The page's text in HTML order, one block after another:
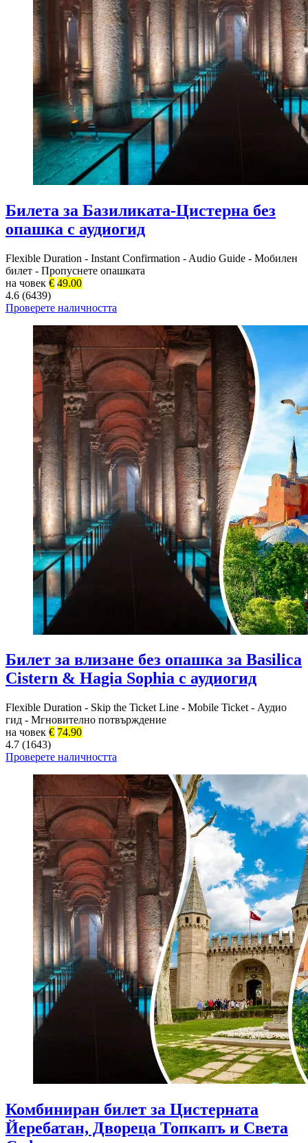
Билетa за Базиликата-Цистерна без
опашка с аудиогид
Flexible Duration - Instant Confirmation - Audio Guide - Мобилен
билет - Пропуснете опашката
на човек € 49.00
4.6 (6439)
Проверете наличността
Билет за влизане без опашка за Basilica
Cistern & Hagia Sophia с аудиогид
Flexible Duration - Skip the Ticket Line - Mobile Ticket - Аудио
гид - Мгновително потвърждение
на човек € 74.90
4.7 (1643)
Проверете наличността
Комбиниран билет за Цистерната
Йеребатан, Двореца Топкапъ и Света